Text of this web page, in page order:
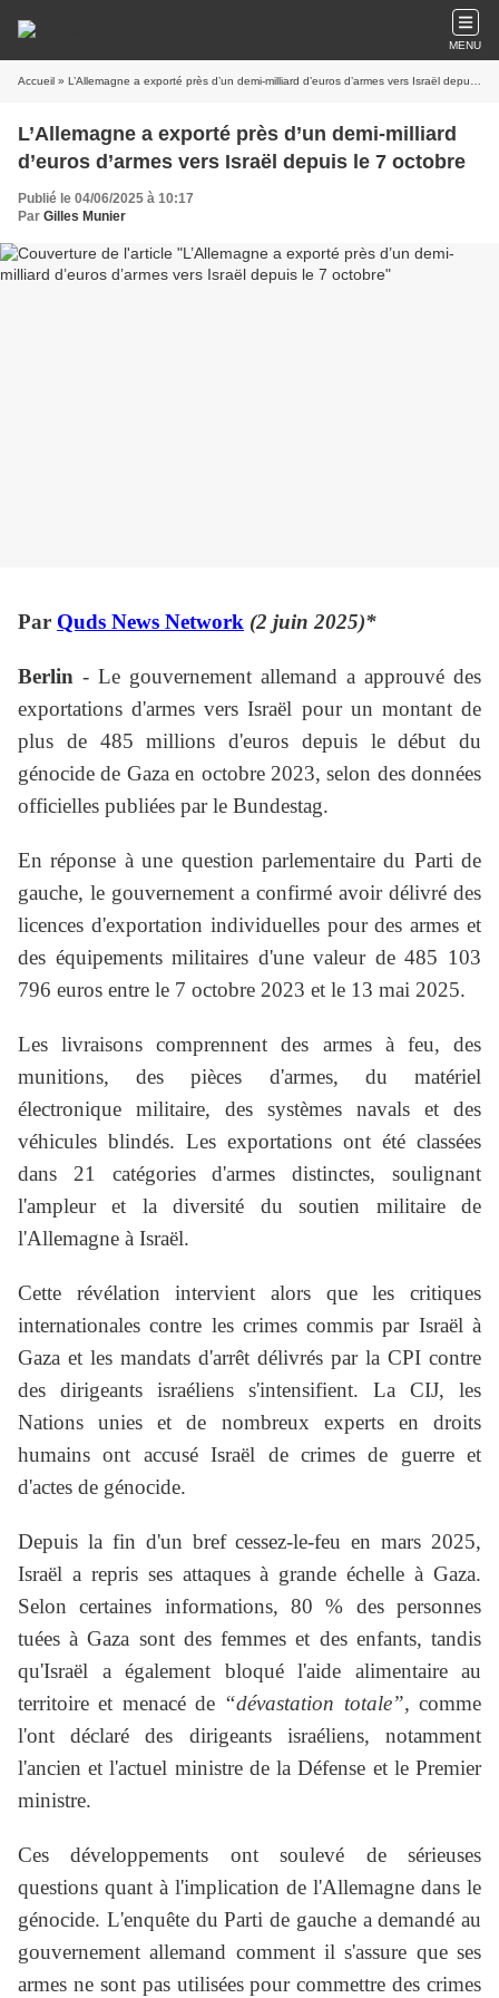
MENU
Accueil » L’Allemagne a exporté près d’un demi-milliard d’euros d’armes vers Israël depuis le 7 octobre
L’Allemagne a exporté près d’un demi-milliard
d’euros d’armes vers Israël depuis le 7 octobre
Publié le 04/06/2025 à 10:17
Par Gilles Munier
Par Quds News Network (2 juin 2025)*
Berlin - Le gouvernement allemand a approuvé des
exportations d'armes vers Israël pour un montant de
plus de 485 millions d'euros depuis le début du
génocide de Gaza en octobre 2023, selon des données
officielles publiées par le Bundestag.
En réponse à une question parlementaire du Parti de
gauche, le gouvernement a confirmé avoir délivré des
licences d'exportation individuelles pour des armes et
des équipements militaires d'une valeur de 485 103
796 euros entre le 7 octobre 2023 et le 13 mai 2025.
Les livraisons comprennent des armes à feu, des
munitions, des pièces d'armes, du matériel
électronique militaire, des systèmes navals et des
véhicules blindés. Les exportations ont été classées
dans 21 catégories d'armes distinctes, soulignant
l'ampleur et la diversité du soutien militaire de
l'Allemagne à Israël.
Cette révélation intervient alors que les critiques
internationales contre les crimes commis par Israël à
Gaza et les mandats d'arrêt délivrés par la CPI contre
des dirigeants israéliens s'intensifient. La CIJ, les
Nations unies et de nombreux experts en droits
humains ont accusé Israël de crimes de guerre et
d'actes de génocide.
Depuis la fin d'un bref cessez-le-feu en mars 2025,
Israël a repris ses attaques à grande échelle à Gaza.
Selon certaines informations, 80 % des personnes
tuées à Gaza sont des femmes et des enfants, tandis
qu'Israël a également bloqué l'aide alimentaire au
territoire et menacé de “dévastation totale”, comme
l'ont déclaré des dirigeants israéliens, notamment
l'ancien et l'actuel ministre de la Défense et le Premier
ministre.
Ces développements ont soulevé de sérieuses
questions quant à l'implication de l'Allemagne dans le
génocide. L'enquête du Parti de gauche a demandé au
gouvernement allemand comment il s'assure que ses
armes ne sont pas utilisées pour commettre des crimes